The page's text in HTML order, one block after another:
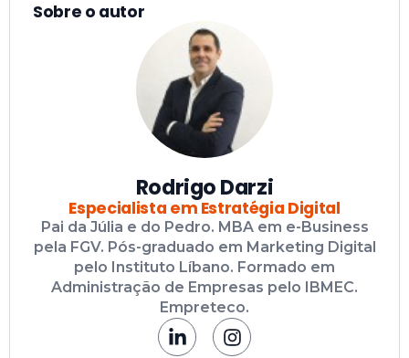
Sobre o autor
Rodrigo Darzi
Especialista em Estratégia Digital
Pai da Júlia e do Pedro. MBA em e-Business
pela FGV. Pós-graduado em Marketing Digital
pelo Instituto Líbano. Formado em
Administração de Empresas pelo IBMEC.
Empreteco.